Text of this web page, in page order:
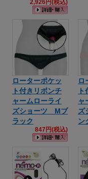
2,926円(税込)
ローターポケッ
ト付きリボンチ
ャームローライ
ズショーツ Mブ
ラック
847円(税込)
ロ
ャ
ズ